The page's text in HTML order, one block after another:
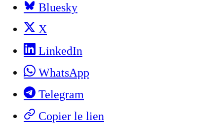
Bluesky
X
LinkedIn
WhatsApp
Telegram
Copier le lien